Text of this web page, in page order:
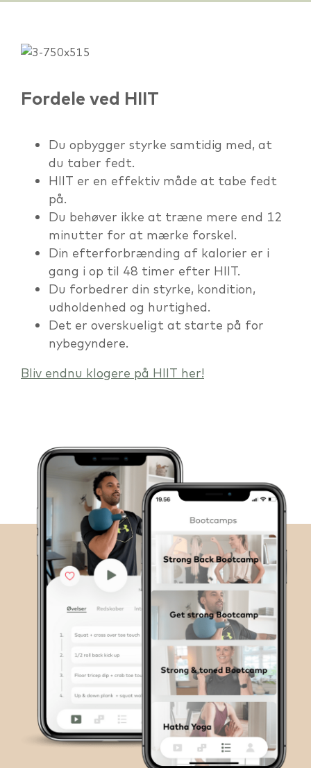
Fordele ved HIIT
Du opbygger styrke samtidig med, at
du taber fedt.
HIIT er en effektiv måde at tabe fedt
på.
Du behøver ikke at træne mere end 12
minutter for at mærke forskel.
Din efterforbrænding af kalorier er i
gang i op til 48 timer efter HIIT.
Du forbedrer din styrke, kondition,
udholdenhed og hurtighed.
Det er overskueligt at starte på for
nybegyndere.
Bliv endnu klogere på HIIT her!